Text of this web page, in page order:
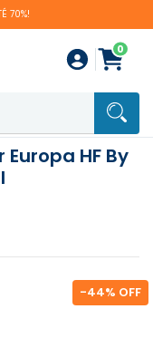
70%!
0
HF By
-44% OFF